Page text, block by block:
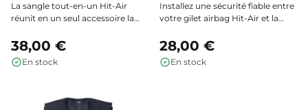
La sangle tout-en-un Hit-Air
réunit en un seul accessoire la
de selle nécessaires au bon
fonctionnement de votre gilet
airbag Hit-Air. Réglable en
selles, pour une installation
38,00 €
En stock
Installez une sécurité fiable entre
votre gilet airbag Hit-Air et la
de connexion Hit Air, conçue
pour assurer une liaison efficace
et rapide lors de chaque
28,00 €
En stock